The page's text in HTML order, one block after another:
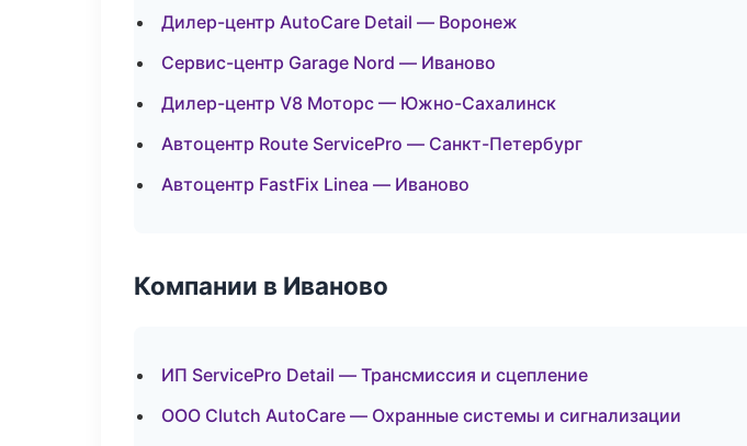
Дилер-центр AutoCare Detail — Воронеж
Сервис-центр Garage Nord — Иваново
Дилер-центр V8 Моторс — Южно-Сахалинск
Автоцентр Route ServicePro — Санкт-Петербург
Автоцентр FastFix Linea — Иваново
Компании в Иваново
ИП ServicePro Detail — Трансмиссия и сцепление
ООО Clutch AutoCare — Охранные системы и сигнализации